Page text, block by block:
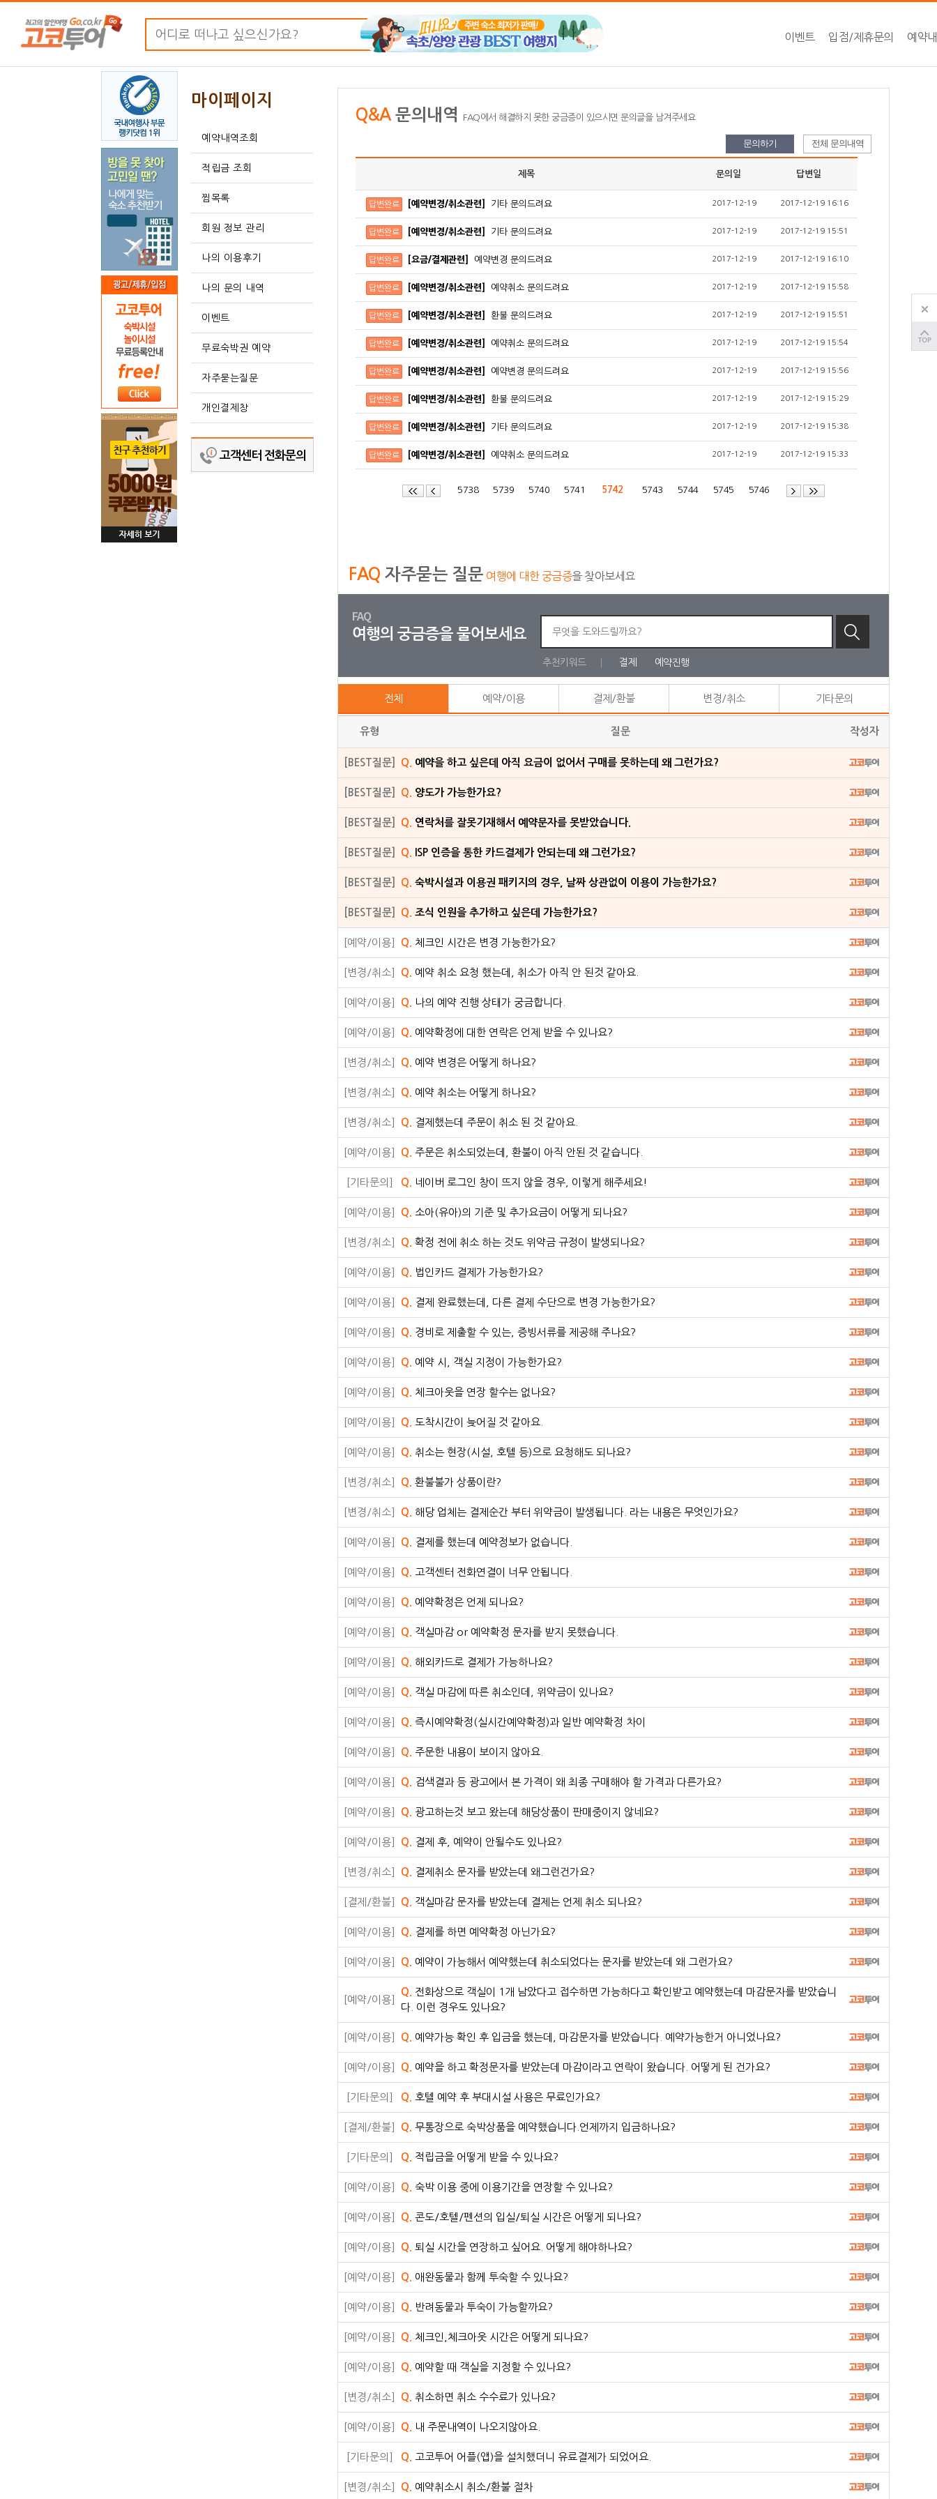
이벤트 입점/제휴문의 예약
마이페이지
예약내역조회
적립금 조회
찜목록
회원 정보 관리
나의 이용후기
나의 문의 내역
이벤트
무료숙박권 예약
자주묻는질문
개인결제창
고객센터 전화문의
Q&A문의내역 FAQ에서 해결하지 못한 궁금증이 있으시면 문의글을 남겨주세요
문의하기 전체 문의내역
제목 문의일 답변일
답변완료 [예약변경/취소관련] 기타 문의드려요 2017-12-19 2017-12-19 16:16
답변완료 [예약변경/취소관련] 기타 문의드려요 2017-12-19 2017-12-19 15:51
답변완료 [요금/결제관련] 예약변경 문의드려요 2017-12-19 2017-12-19 16:10
답변완료 [예약변경/취소관련] 예약취소 문의드려요 2017-12-19 2017-12-19 15:58
답변완료 [예약변경/취소관련] 환불 문의드려요 2017-12-19 2017-12-19 15:51
답변완료 [예약변경/취소관련] 예약취소 문의드려요 2017-12-19 2017-12-19 15:54
답변완료 [예약변경/취소관련] 예약변경 문의드려요 2017-12-19 2017-12-19 15:56
답변완료 [예약변경/취소관련] 환불 문의드려요 2017-12-19 2017-12-19 15:29
답변완료 [예약변경/취소관련] 기타 문의드려요 2017-12-19 2017-12-19 15:38
답변완료 [예약변경/취소관련] 예약취소 문의드려요 2017-12-19 2017-12-19 15:33
5738 5739 5740 5741 5742 5743 5744 5745 5746
FAQ 자주묻는 질문 여행에 대한 궁금증을 찾아보세요
FAQ
여행의 궁금증을 물어보세요
추천키워드 결제 예약진행
전체 예약/이용 결제/환불 변경/취소 기타문의
유형 질문 작성자
[BEST질문] Q. 예약을 하고 싶은데 아직 요금이 없어서 구매를 못하는데 왜 그런가요?
[BEST질문] Q. 양도가 가능한가요?
[BEST질문] Q. 연락처를 잘못기재해서 예약문자를 못받았습니다.
[BEST질문] Q. ISP 인증을 통한 카드결제가 안되는데 왜 그런가요?
[BEST질문] Q. 숙박시설과 이용권 패키지의 경우, 날짜 상관없이 이용이 가능한가요?
[BEST질문] Q. 조식 인원을 추가하고 싶은데 가능한가요?
[예약/이용] Q. 체크인 시간은 변경 가능한가요?
[변경/취소] Q. 예약 취소 요청 했는데, 취소가 아직 안 된것 같아요.
[예약/이용] Q. 나의 예약 진행 상태가 궁금합니다.
[예약/이용] Q. 예약확정에 대한 연락은 언제 받을 수 있나요?
[변경/취소] Q. 예약 변경은 어떻게 하나요?
[변경/취소] Q. 예약 취소는 어떻게 하나요?
[변경/취소] Q. 결제했는데 주문이 취소 된 것 같아요.
[예약/이용] Q. 주문은 취소되었는데, 환불이 아직 안된 것 같습니다.
[기타문의] Q. 네이버 로그인 창이 뜨지 않을 경우, 이렇게 해주세요!
[예약/이용] Q. 소아(유아)의 기준 및 추가요금이 어떻게 되나요?
[변경/취소] Q. 확정 전에 취소 하는 것도 위약금 규정이 발생되나요?
[예약/이용] Q. 법인카드 결제가 가능한가요?
[예약/이용] Q. 결제 완료했는데, 다른 결제 수단으로 변경 가능한가요?
[예약/이용] Q. 경비로 제출할 수 있는, 증빙서류를 제공해 주나요?
[예약/이용] Q. 예약 시, 객실 지정이 가능한가요?
[예약/이용] Q. 체크아웃을 연장 할수는 없나요?
[예약/이용] Q. 도착시간이 늦어질 것 같아요.
[예약/이용] Q. 취소는 현장(시설, 호텔 등)으로 요청해도 되나요?
[변경/취소] Q. 환불불가 상품이란?
[변경/취소] Q. 해당 업체는 결제순간 부터 위약금이 발생됩니다. 라는 내용은 무엇인가요?
[예약/이용] Q. 결제를 했는데 예약정보가 없습니다.
[예약/이용] Q. 고객센터 전화연결이 너무 안됩니다.
[예약/이용] Q. 예약확정은 언제 되나요?
[예약/이용] Q. 객실마감 or 예약확정 문자를 받지 못했습니다.
[예약/이용] Q. 해외카드로 결제가 가능하나요?
[예약/이용] Q. 객실 마감에 따른 취소인데, 위약금이 있나요?
[예약/이용] Q. 즉시예약확정(실시간예약확정)과 일반 예약확정 차이
[예약/이용] Q. 주문한 내용이 보이지 않아요.
[예약/이용] Q. 검색결과 등 광고에서 본 가격이 왜 최종 구매해야 할 가격과 다른가요?
[예약/이용] Q. 광고하는것 보고 왔는데 해당상품이 판매중이지 않네요?
[예약/이용] Q. 결제 후, 예약이 안될수도 있나요?
[변경/취소] Q. 결제취소 문자를 받았는데 왜그런건가요?
[결제/환불] Q. 객실마감 문자를 받았는데 결제는 언제 취소 되나요?
[예약/이용] Q. 결제를 하면 예약확정 아닌가요?
[예약/이용] Q. 예약이 가능해서 예약했는데 취소되었다는 문자를 받았는데 왜 그런가요?
[예약/이용]
Q.
전화상으로 객실이 1개 남았다고 접수하면 가능하다고 확인받고 예약했는데 마감문자를 받았습니
다. 이런 경우도 있나요?
[예약/이용] Q. 예약가능 확인 후 입금을 했는데, 마감문자를 받았습니다. 예약가능한거 아니었나요?
[예약/이용] Q. 예약을 하고 확정문자를 받았는데 마감이라고 연락이 왔습니다. 어떻게 된 건가요?
[기타문의] Q. 호텔 예약 후 부대시설 사용은 무료인가요?
[결제/환불] Q. 무통장으로 숙박상품을 예약했습니다.언제까지 입금하나요?
[기타문의] Q. 적립금을 어떻게 받을 수 있나요?
[예약/이용] Q. 숙박 이용 중에 이용기간을 연장할 수 있나요?
[예약/이용] Q. 콘도/호텔/펜션의 입실/퇴실 시간은 어떻게 되나요?
[예약/이용] Q. 퇴실 시간을 연장하고 싶어요. 어떻게 해야하나요?
[예약/이용] Q. 애완동물과 함께 투숙할 수 있나요?
[예약/이용] Q. 반려동물과 투숙이 가능할까요?
[예약/이용] Q. 체크인,체크아웃 시간은 어떻게 되나요?
[예약/이용] Q. 예약할 때 객실을 지정할 수 있나요?
[변경/취소] Q. 취소하면 취소 수수료가 있나요?
[예약/이용] Q. 내 주문내역이 나오지않아요.
[기타문의] Q. 고코투어 어플(앱)을 설치했더니 유료결제가 되었어요.
[변경/취소] Q. 예약취소시 취소/환불 절차